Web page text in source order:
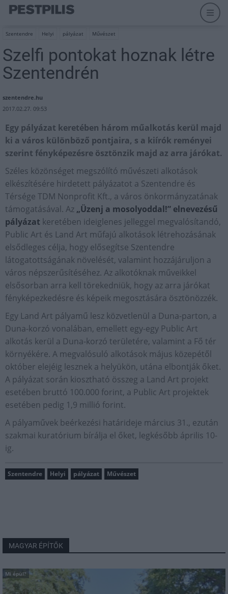
Szentendre Helyi pályázat Művészet
Szelfi pontokat hoznak létre
Szentendrén
szentendre.hu
2017.02.27. 09:53
Egy pályázat keretében három műalkotás kerül majd
ki a város különböző pontjaira, s a kiírók reményei
szerint fényképezésre ösztönzik majd az arra járókat.
Széles közönséget megszólító művészeti alkotások
elkészítésére hirdetett pályázatot a Szentendre és
Térsége TDM Nonprofit Kft., a város önkormányzatának
támogatásával. Az „Üzenj a mosolyoddal!” elnevezésű
pályázat keretében ideiglenes jelleggel megvalósítandó,
Public Art és Land Art műfajú alkotások létrehozásának
elsődleges célja, hogy elősegítse Szentendre
látogatottságának növelését, valamint hozzájáruljon a
város népszerűsítéséhez. Az alkotóknak műveikkel
elsősorban arra kell törekedniük, hogy az arra járókat
fényképezkedésre és képeik megosztására ösztönözzék.
Egy Land Art pályamű lesz közvetlenül a Duna-parton, a
Duna-korzó vonalában, emellett egy-egy Public Art
alkotás kerül a Duna-korzó területére, valamint a Fő tér
környékére. A megvalósuló alkotások május közepétől
október elejéig lesznek a helyükön, utána elbontják őket.
A pályázat során kiosztható összeg a Land Art projekt
esetében bruttó 100.000 forint, a Public Art projektek
esetében pedig 1,9 millió forint.
A pályaművek beérkezési határideje március 31., ezután
szakmai kuratórium bírálja el őket, legkésőbb április 10-
ig.
Szentendre Helyi pályázat Művészet
MAGYAR ÉPÍTŐK
Mi épül?